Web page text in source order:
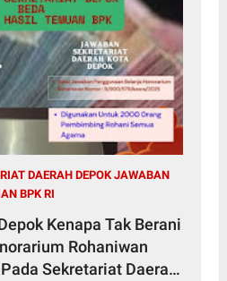
DAERAH DEPOK JAWABAN
BPK RI
Kenapa Tak Berani
Rohaniwan
Sekretariat Daerah